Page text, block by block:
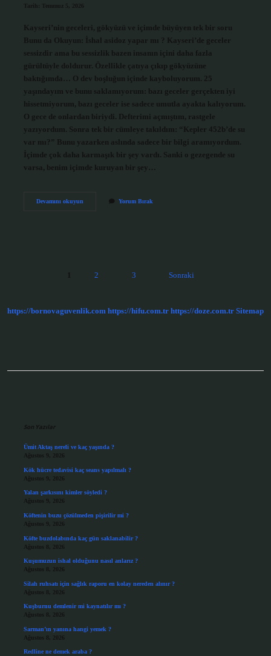
Tarih: Temmuz 5, 2026
Kayseri’nin geceleri, gökyüzü ve içimde büyüyen tek bir soru
Bunu da Okuyun: İshal asidoz yapar mı ? Kayseri’de geceler
sessizdir ama bu sessizlik bazen insanın içini daha fazla
gürültüyle doldurur. Özellikle çatıya çıkıp gökyüzüne
baktığımda… O dev boşluğun içinde kayboluyorum. 25
yaşındayım ve bunu saklamıyorum: bazı geceler gerçekten iyi
hissetmiyorum, bazı geceler ise sadece umutla ayakta kalıyorum.
O gece de onlardan biriydi. Defterimi açmıştım, rastgele
yazıyordum. Sonra tek bir cümleye takıldım: “Kepler 452b’de su
var mı?” Bunu yazarken aslında sadece bir bilgi aramıyordum.
İçimde çok daha karmaşık bir şey vardı. Sanki o gezegende su
varsa, benim içimde kuruyan bir şey…
Devamını okuyunKepler
Yorum Bırak
1 2 3 Sonraki
https://bornovaguvenlik.com https://hifu.com.tr https://doze.com.tr Sitemap
Son Yazılar
Ümit Aktaş nereli ve kaç yaşında ?
Ağustos 9, 2026
Kök hücre tedavisi kaç seans yapılmalı ?
Ağustos 9, 2026
Yalan şarkısını kimler söyledi ?
Ağustos 9, 2026
Köftenin buzu çözülmeden pişirilir mi ?
Ağustos 9, 2026
Köfte buzdolabında kaç gün saklanabilir ?
Ağustos 8, 2026
Kuşumuzun ishal olduğunu nasıl anlarız ?
Ağustos 8, 2026
Silah ruhsatı için sağlık raporu en kolay nereden alınır ?
Ağustos 8, 2026
Kuşburnu demlenir mi kaynatılır mı ?
Ağustos 8, 2026
Sarman’ın yanına hangi yemek ?
Ağustos 8, 2026
Redline ne demek araba ?